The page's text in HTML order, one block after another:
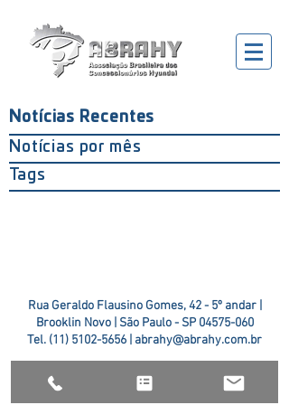
Notícias Recentes
Notícias por mês
Tags
Rua Geraldo Flausino Gomes, 42 - 5º andar |
Brooklin Novo | São Paulo - SP 04575-060
Tel. (11) 5102-5656 abrahy@abrahy.com.br
©2018 ABRAHY. criado pela TR2 Art + Design